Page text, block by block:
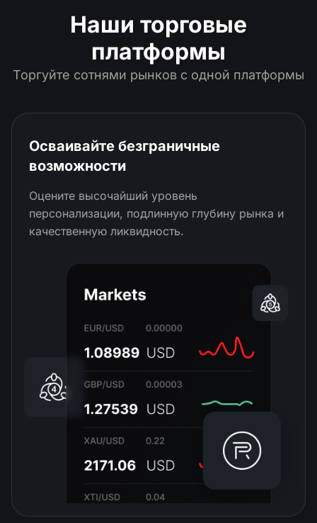
Наши торговые
платформы
Торгуйте сотнями рынков с одной платформы
Осваивайте безграничные
возможности
Оцените высочайший уровень
персонализации, подлинную глубину рынка и
качественную ликвидность.